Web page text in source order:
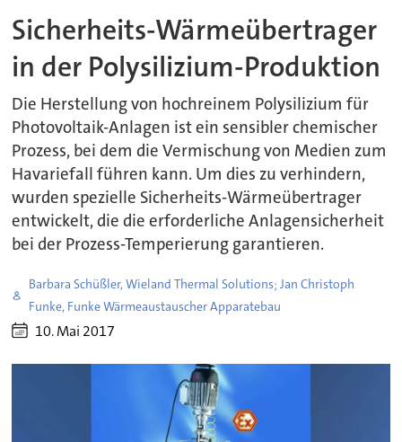
Sicherheits-Wärmeübertrager
in der Polysilizium-Produktion
Die Herstellung von hochreinem Polysilizium für
Photovoltaik-Anlagen ist ein sensibler chemischer
Prozess, bei dem die Vermischung von Medien zum
Havariefall führen kann. Um dies zu verhindern,
wurden spezielle Sicherheits-Wärmeübertrager
entwickelt, die die erforderliche Anlagensicherheit
bei der Prozess-Temperierung garantieren.
Barbara Schüßler, Wieland Thermal Solutions; Jan Christoph
Funke, Funke Wärmeaustauscher Apparatebau
10. Mai 2017